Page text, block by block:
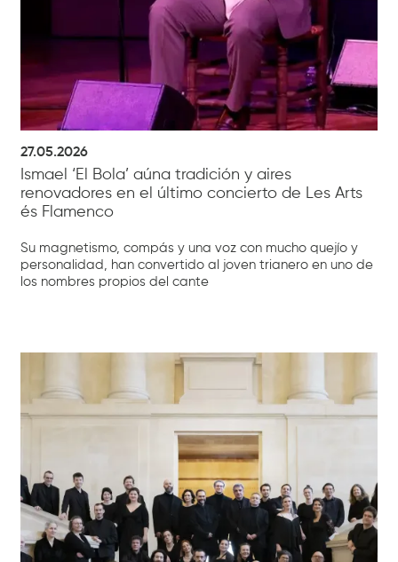
27.05.2026
Ismael ‘El Bola’ aúna tradición y aires
renovadores en el último concierto de Les Arts
és Flamenco
Su magnetismo, compás y una voz con mucho quejío y
personalidad, han convertido al joven trianero en uno de
los nombres propios del cante